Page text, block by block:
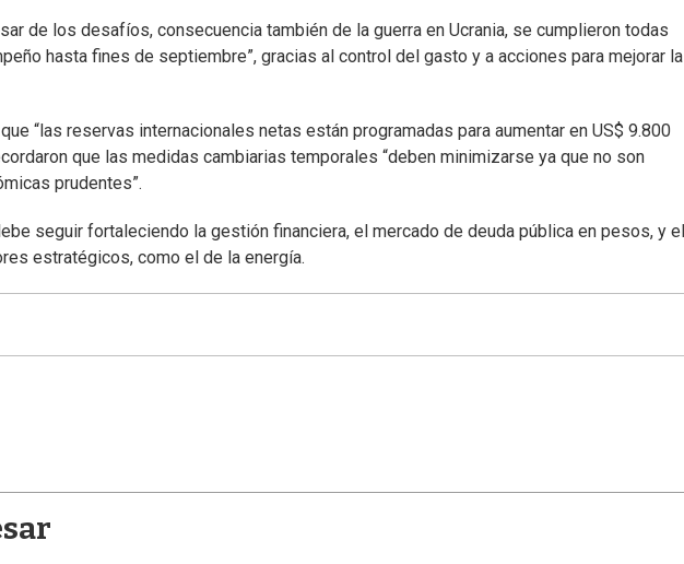
de los desafíos, consecuencia también de la guerra en Ucrania, se cumplieron todas
hasta fines de septiembre”, gracias al control del gasto y a acciones para mejorar la
“las reservas internacionales netas están programadas para aumentar en US$ 9.800
que las medidas cambiarias temporales “deben minimizarse ya que no son
prudentes”.
seguir fortaleciendo la gestión financiera, el mercado de deuda pública en pesos, y el
estratégicos, como el de la energía.